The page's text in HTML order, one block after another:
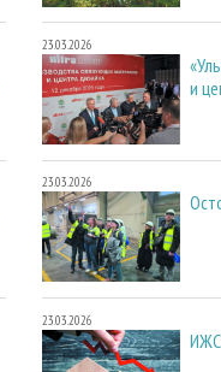
23.03.2026
и
23.03.2026
23.03.2026
ИЖС